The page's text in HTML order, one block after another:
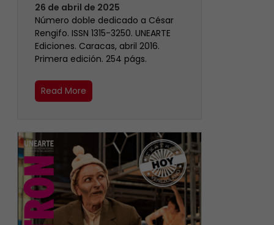
26 de abril de 2025
Número doble dedicado a César
Rengifo. ISSN 1315-3250. UNEARTE
Ediciones. Caracas, abril 2016.
Primera edición. 254 págs.
Read More